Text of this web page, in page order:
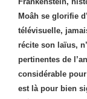
Moâh se glorifie
télévisuelle,
récite son laïus,
pertinentes de
considérable
est là pour bien